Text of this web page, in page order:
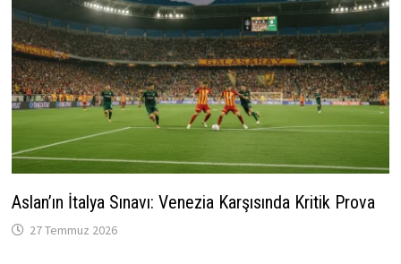
Aslan’ın İtalya Sınavı: Venezia Karşısında Kritik Prova
27 Temmuz 2026